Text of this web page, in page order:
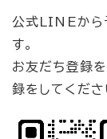
公式LINEから
す。
お友だち登録
録をしてくださ